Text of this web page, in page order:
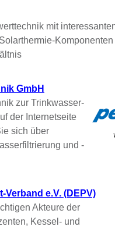
mit
Komponenten
GmbH
zur Trinkwasser-
der Internetseite
sich über
und -
Verband e.V. (DEPV)
Akteure der
Kessel- und